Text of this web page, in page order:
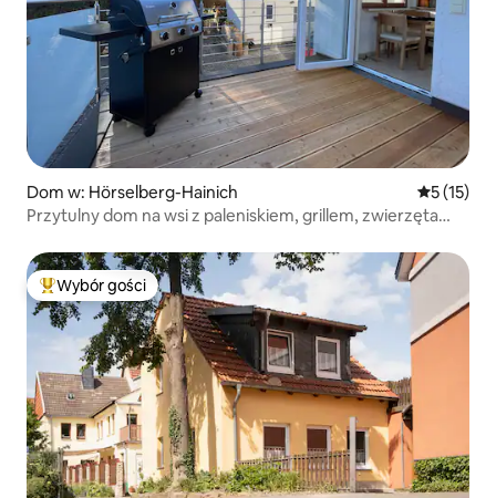
Dom w: Hörselberg-Hainich Średnia
5 (15)
Przytulny dom na wsi z paleniskiem, grillem, zwierzęta
Najpopularniejsze z kategorii Wybór gości
Wybór gości